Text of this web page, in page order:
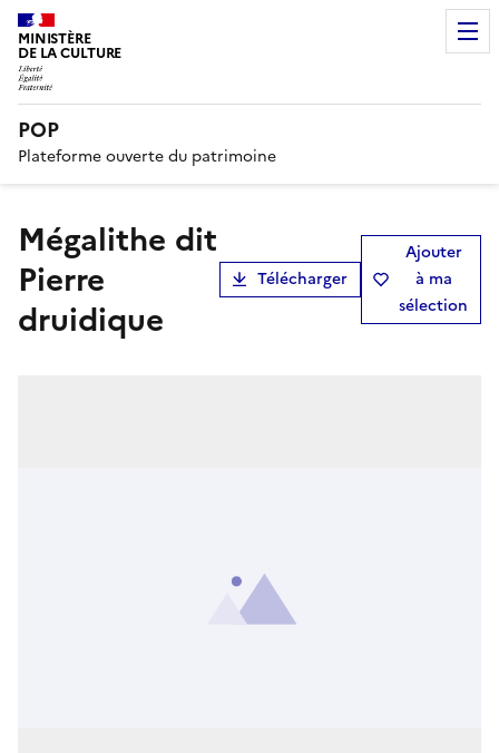
MINISTÈRE
DE LA CULTURE
POP
Plateforme ouverte du patrimoine
mégalithe dit
Pierre
druidique
Télécharger
Ajouter
à ma
sélection